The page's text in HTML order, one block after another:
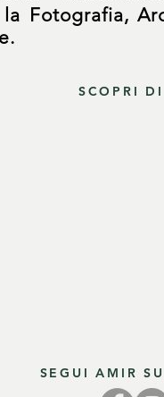
la Fotografia,
SCOPRI
SEGUI AMIR